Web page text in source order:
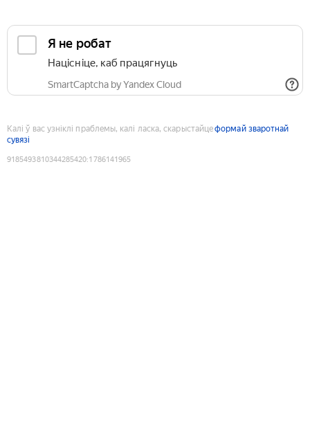
Я не робат
Націсніце, каб працягнуць
SmartCaptcha by Yandex Cloud
Калі ў вас узніклі праблемы, калі ласка, скарыстайцеформай зваротнай
сувязі
9185493810344285420:1786141965